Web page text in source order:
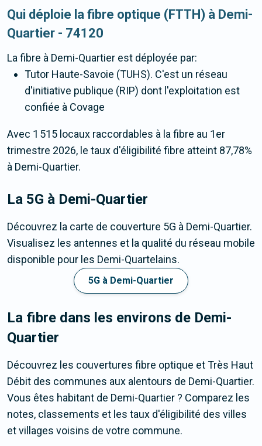
Qui déploie la fibre optique (FTTH) à Demi-
Quartier - 74120
La fibre à Demi-Quartier est déployée par:
Tutor Haute-Savoie (TUHS). C'est un réseau
d'initiative publique (RIP) dont l'exploitation est
confiée à Covage
Avec 1 515 locaux raccordables à la fibre au 1er
trimestre 2026, le taux d'éligibilité fibre atteint 87,78%
à Demi-Quartier.
La 5G à Demi-Quartier
Découvrez la carte de couverture 5G à Demi-Quartier.
Visualisez les antennes et la qualité du réseau mobile
disponible pour les Demi-Quartelains.
5G à Demi-Quartier
La fibre dans les environs de Demi-
Quartier
Découvrez les couvertures fibre optique et Très Haut
Débit des communes aux alentours de Demi-Quartier.
Vous êtes habitant de Demi-Quartier ? Comparez les
notes, classements et les taux d'éligibilité des villes
et villages voisins de votre commune.